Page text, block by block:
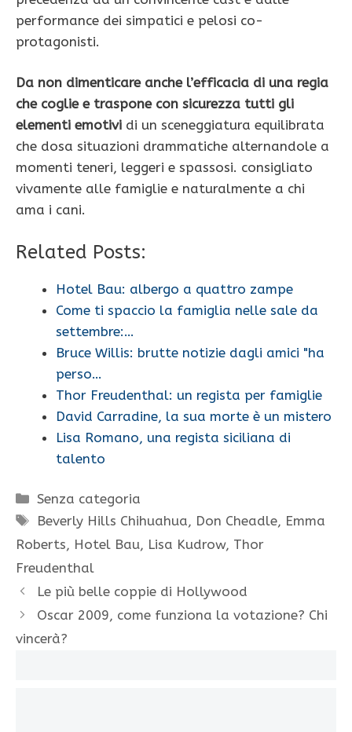
performance dei simpatici e pelosi co-
protagonisti.
Da non dimenticare anche l’efficacia di una regia
che coglie e traspone con sicurezza tutti gli
elementi emotivi di un sceneggiatura equilibrata
che dosa situazioni drammatiche alternandole a
momenti teneri, leggeri e spassosi. consigliato
vivamente alle famiglie e naturalmente a chi
ama i cani.
Related Posts:
Hotel Bau: albergo a quattro zampe
Come ti spaccio la famiglia nelle sale da
settembre:…
Bruce Willis: brutte notizie dagli amici "ha
perso…
Thor Freudenthal: un regista per famiglie
David Carradine, la sua morte è un mistero
Lisa Romano, una regista siciliana di
talento
Categorie
Senza categoria
Tag
Beverly Hills Chihuahua, Don Cheadle, Emma
Roberts, Hotel Bau, Lisa Kudrow, Thor
Freudenthal
Le più belle coppie di Hollywood
Oscar 2009, come funziona la votazione? Chi
vincerà?